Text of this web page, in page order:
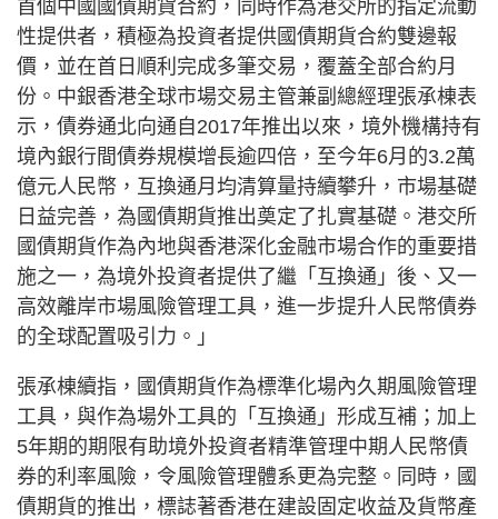
首個中國國債期貨合約，同時作為港交所的指定流動
性提供者，積極為投資者提供國債期貨合約雙邊報
價，並在首日順利完成多筆交易，覆蓋全部合約月
份。中銀香港全球市場交易主管兼副總經理張承棟表
示，債券通北向通自2017年推出以來，境外機構持有
境內銀行間債券規模增長逾四倍，至今年6月的3.2萬
億元人民幣，互換通月均清算量持續攀升，市場基礎
日益完善，為國債期貨推出奠定了扎實基礎。港交所
國債期貨作為內地與香港深化金融市場合作的重要措
施之一，為境外投資者提供了繼「互換通」後、又一
高效離岸市場風險管理工具，進一步提升人民幣債券
的全球配置吸引力。」
張承棟續指，國債期貨作為標準化場內久期風險管理
工具，與作為場外工具的「互換通」形成互補；加上
5年期的期限有助境外投資者精準管理中期人民幣債
券的利率風險，令風險管理體系更為完整。同時，國
債期貨的推出，標誌著香港在建設固定收益及貨幣產